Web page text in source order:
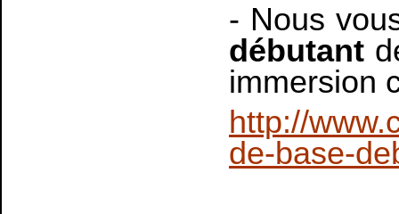
- Nous
débutant
immersion
http://
de-base-